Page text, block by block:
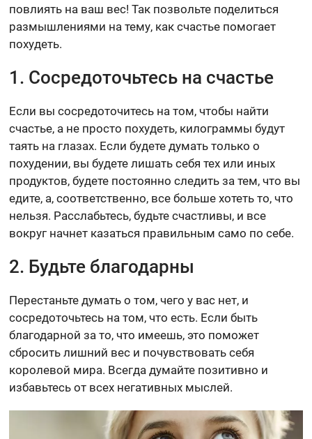
повлиять на ваш вес! Так позвольте поделиться
размышлениями на тему, как счастье помогает
похудеть.
1. Сосредоточьтесь на счастье
Если вы сосредоточитесь на том, чтобы найти
счастье, а не просто похудеть, килограммы будут
таять на глазах. Если будете думать только о
похудении, вы будете лишать себя тех или иных
продуктов, будете постоянно следить за тем, что вы
едите, а, соответственно, все больше хотеть то, что
нельзя. Расслабьтесь, будьте счастливы, и все
вокруг начнет казаться правильным само по себе.
2. Будьте благодарны
Перестаньте думать о том, чего у вас нет, и
сосредоточьтесь на том, что есть. Если быть
благодарной за то, что имеешь, это поможет
сбросить лишний вес и почувствовать себя
королевой мира. Всегда думайте позитивно и
избавьтесь от всех негативных мыслей.